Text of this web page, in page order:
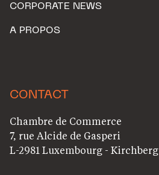
CORPORATE NEWS
A PROPOS
CONTACT
Chambre de Commerce
7, rue Alcide de Gasperi
L-2981 Luxembourg - Kirchberg